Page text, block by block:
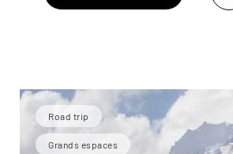
Road trip
Grands espaces